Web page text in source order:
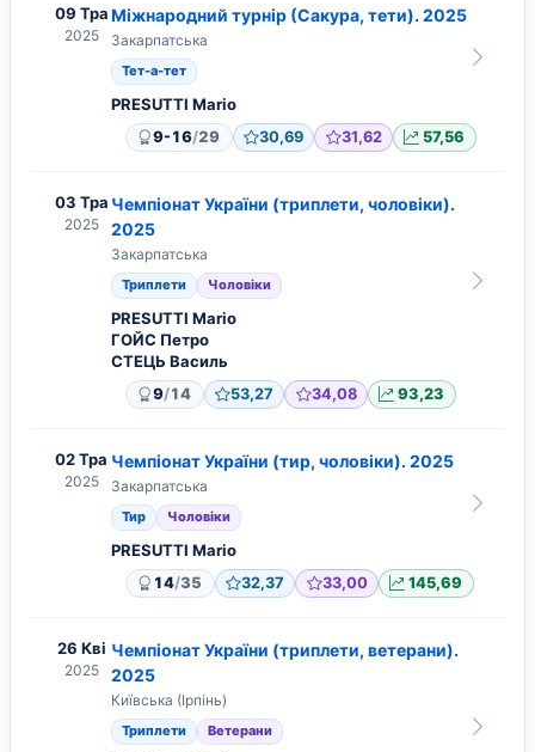
09 Тра
2025
Міжнародний турнір (Сакура, тети). 2025
Закарпатська
Тет-а-тет
PRESUTTI Mario
9-16/29 30,69 31,62 57,56
03 Тра
2025
Чемпіонат України (триплети, чоловіки).
2025
Закарпатська
Триплети Чоловіки
PRESUTTI Mario
ГОЙС Петро
СТЕЦЬ Василь
9/14 53,27 34,08 93,23
02 Тра
2025
Чемпіонат України (тир, чоловіки). 2025
Закарпатська
Тир Чоловіки
PRESUTTI Mario
14/35 32,37 33,00 145,69
26 Кві
2025
Чемпіонат України (триплети, ветерани).
2025
Київська (Ірпінь)
Триплети Ветерани